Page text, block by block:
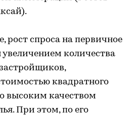
рост спроса на первичное
увеличением количества
квадратного
высоким качеством
При этом, по его